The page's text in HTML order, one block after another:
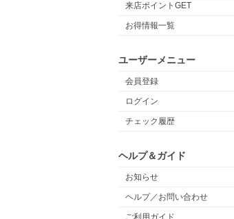
来店ポイントGET
お得情報一覧
ユーザーメニュー
会員登録
ログイン
チェック履歴
ヘルプ＆ガイド
お知らせ
ヘルプ／お問い合わせ
ご利用ガイド